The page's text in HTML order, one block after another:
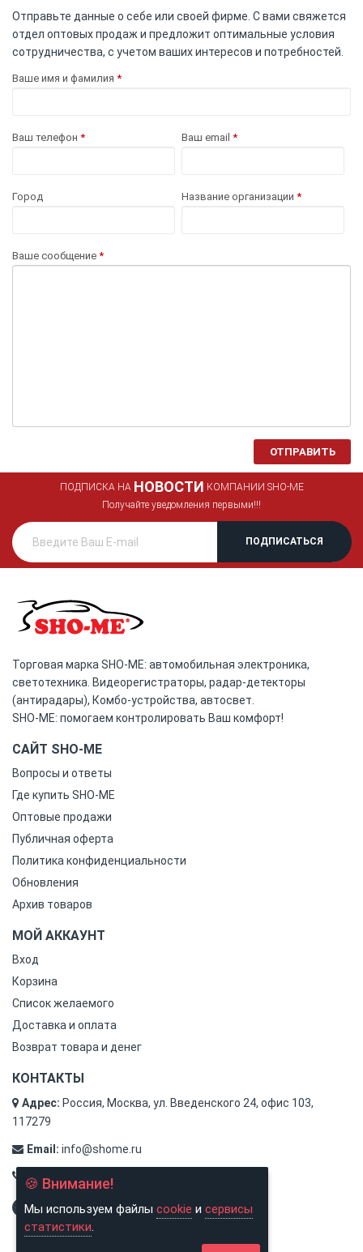
🍪 Внимание!
Мы используем файлы cookie и сервисы
статистики.
Отправьте данные о себе или своей фирме. С вами свяжется
отдел оптовых продаж и предложит оптимальные условия
сотрудничества, с учетом ваших интересов и потребностей.
Ваше имя и фамилия *
Ваш телефон * Ваш email *
Город Название организации *
Ваше сообщение *
ОТПРАВИТЬ
ПОДПИСКА НА НОВОСТИ КОМПАНИИ SHO-ME
Получайте уведомления первыми!!!
Торговая марка SHO-ME: автомобильная электроника,
светотехника. Видеорегистраторы, радар-детекторы
(антирадары), Комбо-устройства, автосвет.
SHO-ME: помогаем контролировать Ваш комфорт!
САЙТ SHO-ME
Вопросы и ответы
Где купить SHO-ME
Оптовые продажи
Публичная оферта
Политика конфиденциальности
Обновления
Архив товаров
МОЙ АККАУНТ
Вход
Корзина
Список желаемого
Доставка и оплата
Возврат товара и денег
КОНТАКТЫ
Адрес: Россия, Москва, ул. Введенского 24, офис 103,
117279
Email: info@shome.ru
Тел.: 8 (800) 500-31-78